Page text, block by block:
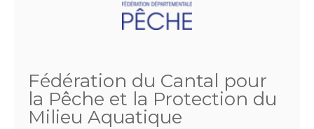
Fédération du Cantal pour
la Pêche et la Protection du
Milieu Aquatique